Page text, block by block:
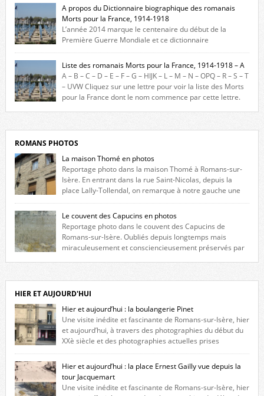
A propos du Dictionnaire biographique des romanais
Morts pour la France, 1914-1918
L’année 2014 marque le centenaire du début de la
Première Guerre Mondiale et ce dictionnaire
biographique veut rendre hommage aux romanais Morts pour la
France durant ce conflit. La base de cette recherche historique est
constituée des noms gravés sur les plaques commémoratives de
l’Hôtel de Ville, du lycée du Dauphiné et du lycée Triboulet, […]
Liste des romanais Morts pour la France, 1914-1918 – A
A – B – C – D – E – F – G – HIJK – L – M – N – OPQ – R – S – T
– UVW Cliquez sur une lettre pour voir la liste des Morts
pour la France dont le nom commence par cette lettre.
ROMANS PHOTOS
La maison Thomé en photos
Reportage photo dans la maison Thomé à Romans-sur-
Isère. En entrant dans la rue Saint-Nicolas, depuis la
place Lally-Tollendal, on remarque à notre gauche une
maison construite au XVIè siècle. Les deux façades sont ornées de
fenêtres jumelles à meneaux. Entre ces deux étages, on peut voir une
niche qui contient une statue de la Vierge. […]
Le couvent des Capucins en photos
Reportage photo dans le couvent des Capucins de
Romans-sur-Isère. Oubliés depuis longtemps mais
miraculeusement et consciencieusement préservés par
l’histoire de la redécouverte de vestiges du couvent des Capucins ! Petit
retour sur l’histoire […]
HIER ET AUJOURD'HUI
Hier et aujourd’hui : la boulangerie Pinet
Une visite inédite et fascinante de Romans-sur-Isère, hier
et aujourd’hui, à travers des photographies du début du
XXè siècle et des photographies actuelles prises
exactement dans le même cadre ! A l’angle de la place Jean Jaurès et de
l’avenue Victor Hugo (à côté d’Intermarché), à Romans. La boulangerie
Jules Pinet est inscrite dans le […]
Hier et aujourd’hui : la place Ernest Gailly vue depuis la
tour Jacquemart
Une visite inédite et fascinante de Romans-sur-Isère, hier